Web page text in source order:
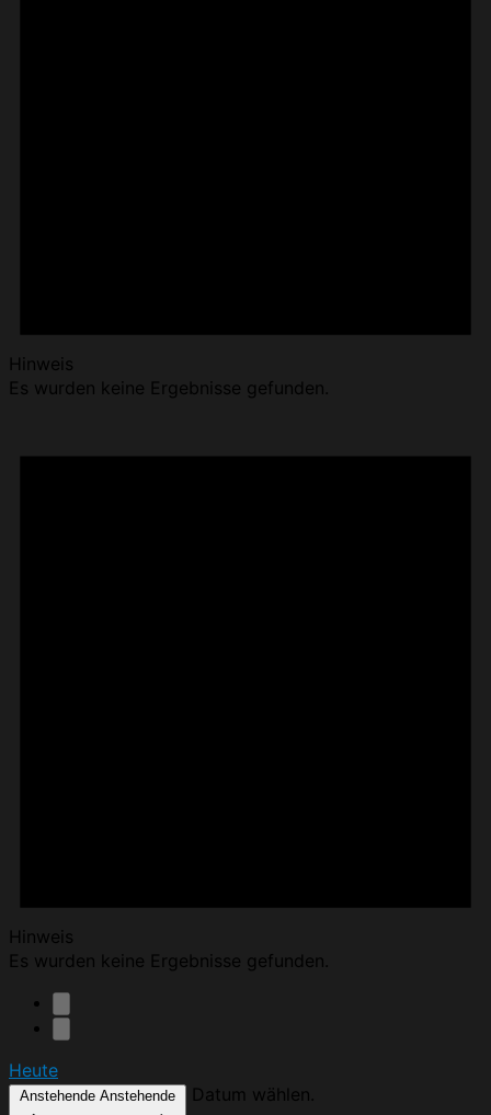
Hinweis
Es wurden keine Ergebnisse gefunden.
Hinweis
Es wurden keine Ergebnisse gefunden.
Heute
Anstehende Anstehende Datum wählen.